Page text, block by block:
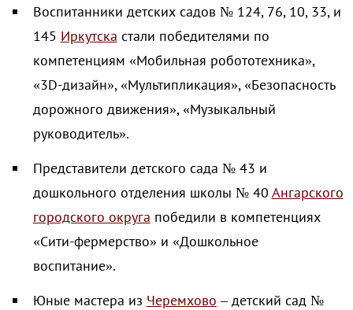
Воспитанники детских садов № 124, 76, 10, 33, и
145 Иркутска стали победителями по
компетенциям «Мобильная робототехника»,
«3D-дизайн», «Мультипликация», «Безопасность
дорожного движения», «Музыкальный
руководитель».
Представители детского сада № 43 и
дошкольного отделения школы № 40 Ангарского
городского округа победили в компетенциях
«Сити-фермерство» и «Дошкольное
воспитание».
Юные мастера из Черемхово – детский сад №